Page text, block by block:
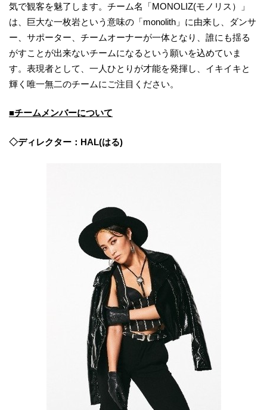
気で観客を魅了します。チーム名「MONOLIZ(モノリス）」
は、巨大な一枚岩という意味の「monolith」に由来し、ダンサ
ー、サポーター、チームオーナーが一体となり、誰にも揺る
がすことが出来ないチームになるという願いを込めていま
す。表現者として、一人ひとりが才能を発揮し、イキイキと
輝く唯一無二のチームにご注目ください。
■チームメンバーについて
◇ディレクター：HAL(はる)